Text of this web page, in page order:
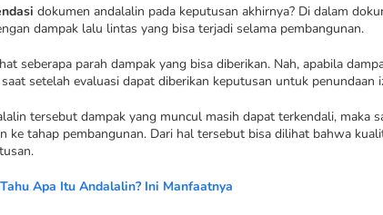
dokumen andalalin pada keputusan akhirnya? Di dalam
dampak lalu lintas yang bisa terjadi selama pembangunan.
seberapa parah dampak yang bisa diberikan. Nah, apabila
setelah evaluasi dapat diberikan keputusan untuk penundaan
tersebut dampak yang muncul masih dapat terkendali, maka
ke tahap pembangunan. Dari hal tersebut bisa dilihat bahwa
Apa Itu Andalalin? Ini Manfaatnya